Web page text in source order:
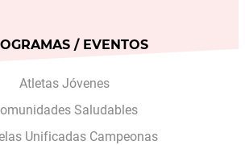
/ EVENTOS
Atletas Jóvenes
Saludables
Unificadas Campeonas